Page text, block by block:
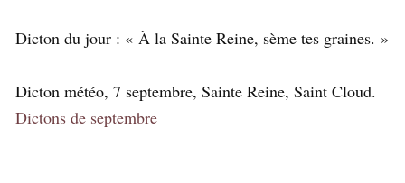
Dicton du jour : « À la Sainte Reine, sème tes graines. »
Dicton météo, 7 septembre, Sainte Reine, Saint Cloud.
Dictons de septembre